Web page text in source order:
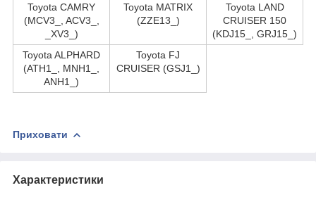
Toyota CAMRY
(MCV3_, ACV3_,
_XV3_)
Toyota MATRIX
(ZZE13_)
Toyota LAND
CRUISER 150
(KDJ15_, GRJ15_)
Toyota ALPHARD
(ATH1_, MNH1_,
ANH1_)
Toyota FJ
CRUISER (GSJ1_)
Приховати
Характеристики